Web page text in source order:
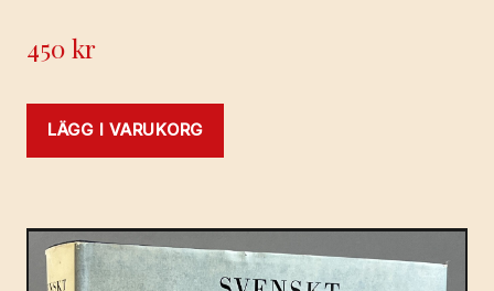
450kr
LÄGG I VARUKORG